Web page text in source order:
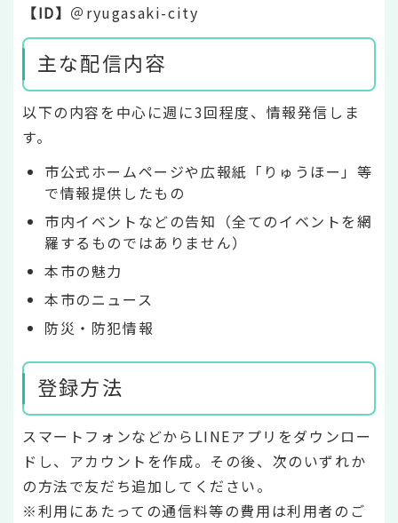
【ID】 ＠ryugasaki-city
主な配信内容
以下の内容を中心に週に3回程度、情報発信しま
す。
市公式ホームページや広報紙「りゅうほー」等
で情報提供したもの
市内イベントなどの告知（全てのイベントを網
羅するものではありません）
本市の魅力
本市のニュース
防災・防犯情報
登録方法
スマートフォンなどからLINEアプリをダウンロー
ドし、アカウントを作成。その後、次のいずれか
の方法で友だち追加してください。
※利用にあたっての通信料等の費用は利用者のご